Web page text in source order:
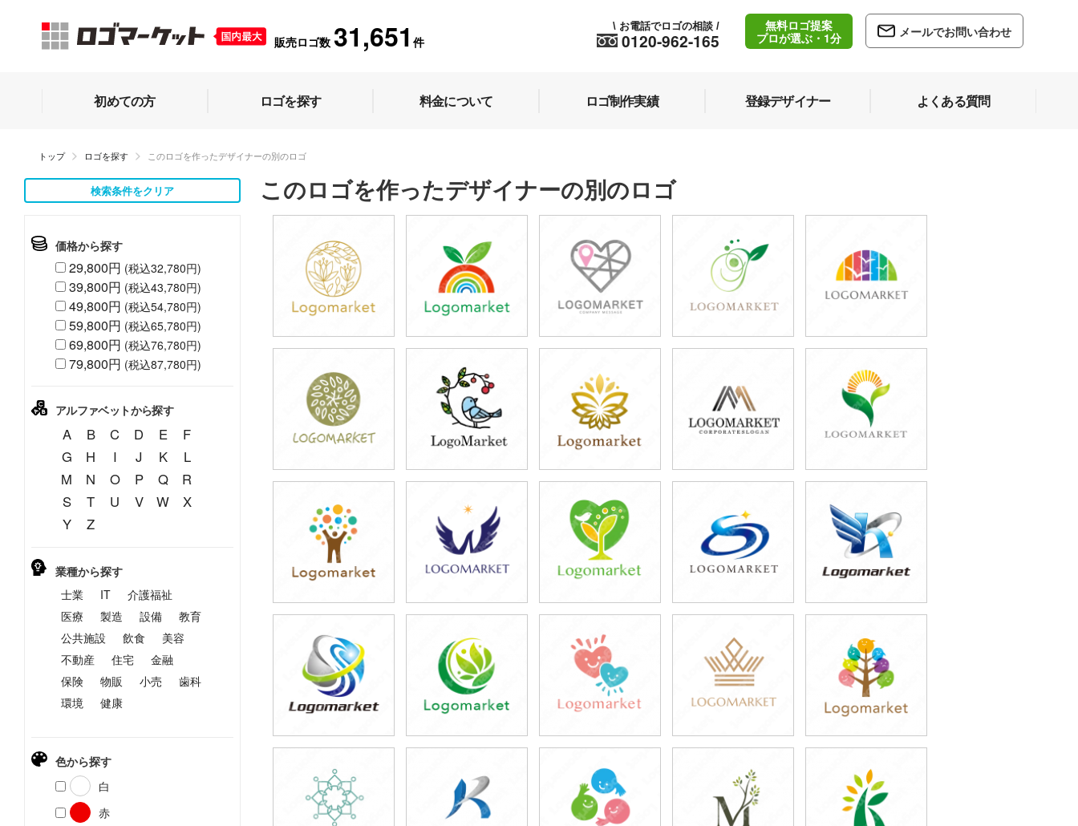
販売ロゴ数 31,651 件 0120-962-165
\ お電話でロゴの相談 /
無料ロゴ提案
プロが選ぶ・1分
メールでお問い合わせ
初めての方 ロゴを探す 料金について ロゴ制作実績 登録デザイナー よくある質問
トップ ロゴを探す このロゴを作ったデザイナーの別のロゴ
検索条件をクリア
価格から探す
29,800円 (税込32,780円)
39,800円 (税込43,780円)
49,800円 (税込54,780円)
59,800円 (税込65,780円)
69,800円 (税込76,780円)
79,800円 (税込87,780円)
アルファベットから探す
A B C D E
F
G
H I J K
L
M
N O P Q
R
S
T U V W
X
Y
Z
業種から探す
士業
IT
介護福祉
医療
製造 設備
教育
公共施設
飲食
美容
不動産
住宅
金融
保険
物販 小売
歯科
環境
健康
色から探す
白
赤
このロゴを作ったデザイナーの別のロゴ
39,800円
(税込43,780円)
39,800円
(税込43,780円)
39,800円
(税込43,780円) (税込43,780円)
39,800円
(税込43,780円)
39,800円
(税込43,780円)
49,800円
(税込54,780円)
39,800円
(税込43,780円)
49,800円
(税込54,780円)
39,800円
(税込43,780円)
39,800円
(税込43,780円)
39,800円
(税込43,780円)
39,800円
(税込43,780円)
39,800円
(税込43,780円)
59,800円
(税込65,780円)
59,800円
(税込65,780円)
39,800円
(税込43,780円)
39,800円
(税込43,780円)
39,800円
(税込43,780円)
39,800円
(税込43,780円)